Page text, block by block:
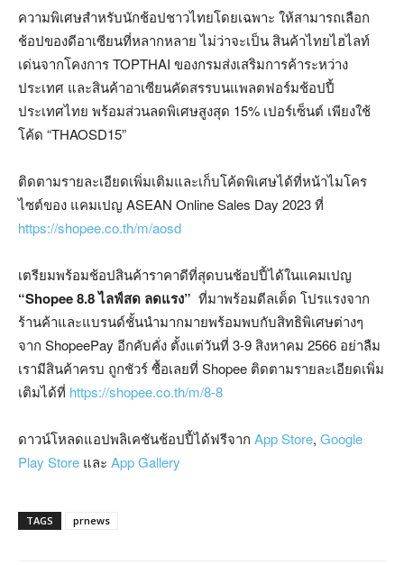
ความพิเศษสำหรับนักช้อปชาวไทยโดยเฉพาะ ให้สามารถเลือก
ช้อปของดีอาเซียนที่หลากหลาย ไม่ว่าจะเป็น สินค้าไทยไฮไลท์
เด่นจากโคงการ TOPTHAI ของกรมส่งเสริมการค้าระหว่าง
ประเทศ และสินค้าอาเซียนคัดสรรบนแพลตฟอร์มช้อปปี้
ประเทศไทย พร้อมส่วนลดพิเศษสูงสุด 15% เปอร์เซ็นต์ เพียงใช้
โค้ด “THAOSD15”
ติดตามรายละเอียดเพิ่มเติมและเก็บโค้ดพิเศษได้ที่หน้าไมโคร
ไซต์ของ แคมเปญ ASEAN Online Sales Day 2023 ที่
https://shopee.co.th/m/aosd
เตรียมพร้อมช้อปสินค้าราคาดีที่สุดบนช้อปปี้ได้ในแคมเปญ
“Shopee 8.8ไลฟ์สด ลดแรง” ที่มาพร้อมดีลเด็ด โปรแรงจาก
ร้านค้าและแบรนด์ชั้นนำมากมายพร้อมพบกับสิทธิพิเศษต่างๆ
จาก ShopeePay อีกคับคั่ง ตั้งแต่วันที่ 3-9 สิงหาคม 2566 อย่าลืม
เรามีสินค้าครบ ถูกชัวร์ ซื้อเลยที่ Shopee ติดตามรายละเอียดเพิ่ม
เติมได้ที่ https://shopee.co.th/m/8-8
ดาวน์โหลดแอปพลิเคชันช้อปปี้ได้ฟรีจาก App Store, Google
Play Store และ App Gallery
TAGS prnews